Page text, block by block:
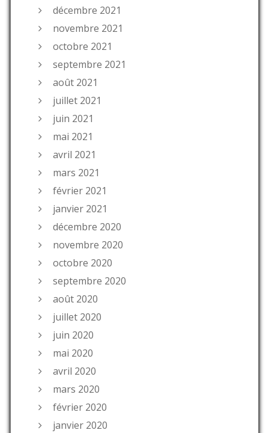
décembre 2021
novembre 2021
octobre 2021
septembre 2021
août 2021
juillet 2021
juin 2021
mai 2021
avril 2021
mars 2021
février 2021
janvier 2021
décembre 2020
novembre 2020
octobre 2020
septembre 2020
août 2020
juillet 2020
juin 2020
mai 2020
avril 2020
mars 2020
février 2020
janvier 2020